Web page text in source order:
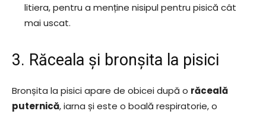
litiera, pentru a menține nisipul pentru pisică cât
mai uscat.
3. Răceala și bronșita la pisici
Bronșita la pisici apare de obicei după o răceală
puternică, iarna și este o boală respiratorie, o